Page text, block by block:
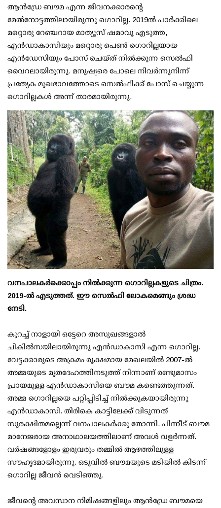
ആന്‍ഡ്രേ ബൗമ എന്ന ജീവനക്കാരന്റെ
മേല്‍നോട്ടത്തിലായിരുന്നു ഗൊറില്ല. 2019ല്‍ പാര്‍ക്കിലെ
മറ്റൊരു റേഞ്ചറായ മാത്യൂസ് ഷമാവൂ എടുത്ത,
എന്‍ഡാകാസിയും മറ്റൊരു പെണ്‍ ഗൊറില്ലയായ
എന്‍ഡേസിയും പോസ് ചെയ്ത് നില്‍ക്കുന്ന സെല്‍ഫി
വൈറലായിരുന്നു. മനുഷ്യരെ പോലെ നിവര്‍ന്നുനിന്ന്
പ്രത്യേക മുഖഭാവത്തോടെ സെല്‍ഫിക്ക് പോസ് ചെയ്യുന്ന
ഗൊറില്ലകള്‍ അന്ന് താരമായിരുന്നു.
വനപാലകര്‍ക്കൊപ്പം നില്‍ക്കുന്ന ഗൊറില്ലകളുടെ ചിത്രം.
2019-ല്‍ എടുത്തത്. ഈ സെല്‍ഫി ലോകമെങ്ങും ശ്രദ്ധ
നേടി.
കുറച്ച് നാളായി ഒട്ടേറെ അസുഖങ്ങളാല്‍
ചികില്‍സയിലായിരുന്നു എന്‍ഡാകാസി എന്ന ഗൊറില്ല.
വേട്ടക്കാരുടെ അക്രമം രൂക്ഷമായ മേഖലയില്‍ 2007-ല്‍
അമ്മയുടെ മൃതദേഹത്തിനടുത്ത് നിന്നാണ് രണ്ടുമാസം
പ്രായമുള്ള എന്‍ഡാകാസിയെ ബൗമ കണ്ടെത്തുന്നത്.
അമ്മ ഗൊറില്ലയെ പറ്റിപ്പിടിച്ച് നില്‍ക്കുകയായിരുന്നു
എന്‍ഡാകാസി. തിരികെ കാട്ടിലേക്ക് വിടുന്നത്
സുരക്ഷിതമല്ലെന്ന് വനപാലകര്‍ക്കു തോന്നി. പിന്നീട് ബൗമ
മാനേജരായ അനാഥാലയത്തിലാണ് അവള്‍ വളര്‍ന്നത്.
വര്‍ഷങ്ങളോളം ഇരുവരും തമ്മില്‍ ആഴത്തിലുള്ള
സൗഹൃദമായിരുന്നു. ഒടുവില്‍ ബൗമയുടെ മടിയില്‍ കിടന്ന്
ഗൊറില്ല ജീവന്‍ വെടിഞ്ഞു.
ജീവന്റെ അവസാന നിമിഷങ്ങളിലും ആന്‍ഡ്രേ ബൗമയെ